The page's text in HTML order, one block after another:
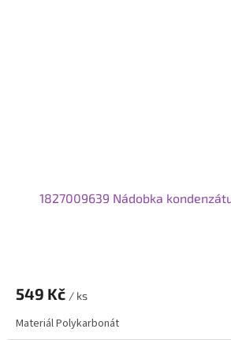
1827009639 Nádobka kondenzátu
549 Kč / ks
Materiál Polykarbonát